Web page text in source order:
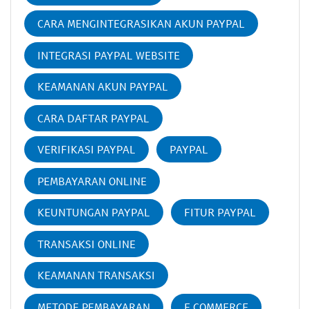
CARA MENGINTEGRASIKAN AKUN PAYPAL
INTEGRASI PAYPAL WEBSITE
KEAMANAN AKUN PAYPAL
CARA DAFTAR PAYPAL
VERIFIKASI PAYPAL PAYPAL
PEMBAYARAN ONLINE
KEUNTUNGAN PAYPAL FITUR PAYPAL
TRANSAKSI ONLINE
KEAMANAN TRANSAKSI